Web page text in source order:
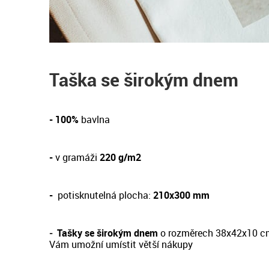
Taška se širokým dnem
- 100% bavlna
-v gramáži 220 g/m2
- potisknutelná plocha: 210x300 mm
- Tašky se širokým dnem o rozměrech 38x42x10
Vám umožní umístit větší nákupy